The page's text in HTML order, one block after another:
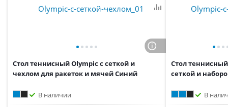
Стол теннисный Olympic с сеткой и
чехлом для ракеток и мячей Синий
В наличии
Стол
сеткой и
В